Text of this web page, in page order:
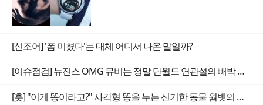
[신조어] '폼 미쳤다'는 대체 어디서 나온 말일까?
[이슈점검] 뉴진스 OMG 뮤비는 정말 단월드 연관설의 빼박 증거일까
[훗] "이게 똥이라고?" 사각형 똥을 누는 신기한 동물 웜뱃의 비밀